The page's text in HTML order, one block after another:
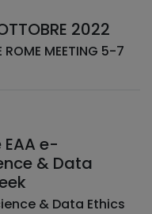
2022
ROME MEETING 5-7
e-
& Data
& Data Ethics